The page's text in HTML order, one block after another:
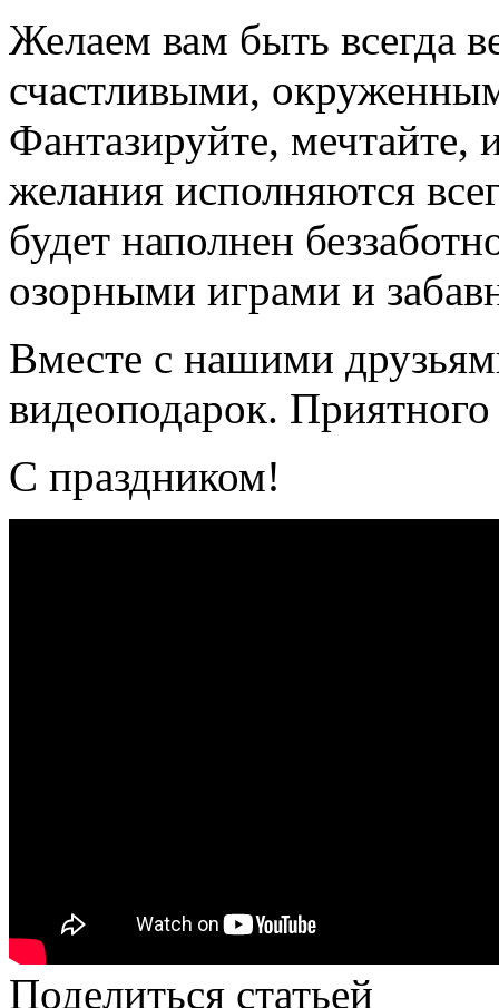
Желаем вам быть всегда
счастливыми,
Фантазируйте, мечтайте,
желания исполняются
будет наполнен
озорными играми и
Вместе с нашими
видеоподарок.
С праздником!
Поделиться статьей